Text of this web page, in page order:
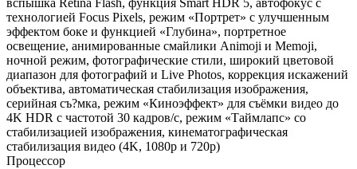
технологией Focus Pixels, режим «Портрет» с улучшенным
эффектом боке и функцией «Глубина», портретное
освещение, анимированные смайлики Animoji и Memoji,
ночной режим, фотографические стили, широкий цветовой
диапазон для фотографий и Live Photos, коррекция искажений
объектива, автоматическая стабилизация изображения,
серийная съ?мка, режим «Киноэффект» для съёмки видео до
4K HDR с частотой 30 кадров/с, режим «Таймлапс» со
стабилизацией изображения, кинематографическая
стабилизация видео (4K, 1080p и 720p)
Процессор